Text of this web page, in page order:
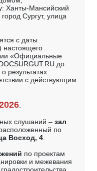
Ханты-Мансийский
Сургут, улица
с даты
настоящего
«Официальные
до
результатах
с действующим
.
слушаний – зал
по
Восход, 4.
по проектам
и межевания